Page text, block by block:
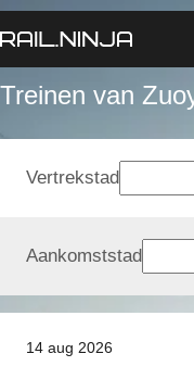
Treinen van
14 aug 2026
Vertrekstad
Aankomststad